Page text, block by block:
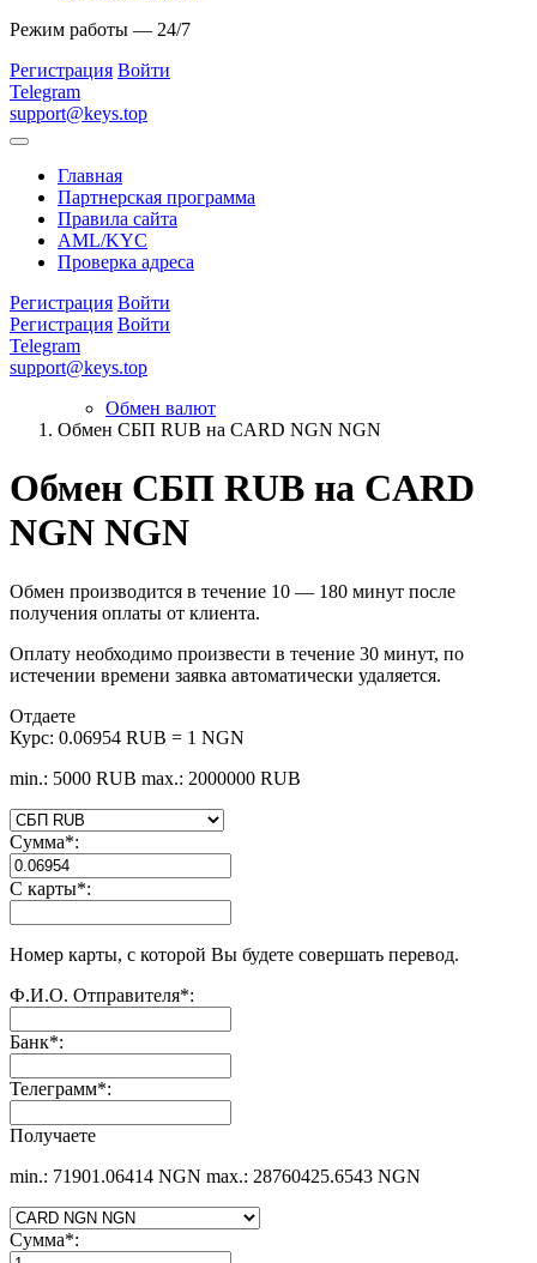
Режим работы — 24/7
Регистрация Войти
Telegram
support@keys.top
Главная
Партнерская программа
Правила сайта
AML/KYC
Проверка адреса
Регистрация Войти
Регистрация Войти
Telegram
support@keys.top
Обмен валют
Обмен СБП RUB на CARD NGN NGN
Обмен СБП RUB на CARD
NGN NGN
Обмен производится в течение 10 — 180 минут после
получения оплаты от клиента.
Оплату необходимо произвести в течение 30 минут, по
истечении времени заявка автоматически удаляется.
Отдаете
Курс: 0.06954 RUB = 1 NGN
min.: 5000 RUB max.: 2000000 RUB
Сумма*:
С карты*:
Номер карты, с которой Вы будете совершать перевод.
Ф.И.О. Отправителя*:
Банк*:
Телеграмм*:
Получаете
min.: 71901.06414 NGN max.: 28760425.6543 NGN
Сумма*: